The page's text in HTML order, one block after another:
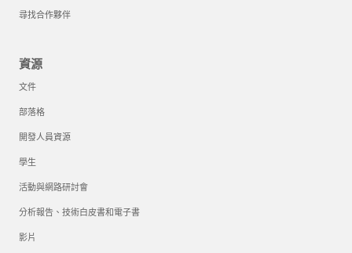
尋找合作夥伴
資源
文件
部落格
開發人員資源
學生
活動與網路研討會
分析報告、技術白皮書和電子書
影片